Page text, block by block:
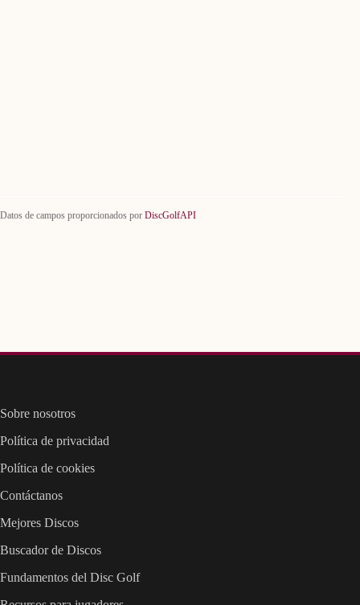
Datos de campos proporcionados por DiscGolfAPI
Sobre nosotros
Política de privacidad
Política de cookies
Contáctanos
Mejores Discos
Buscador de Discos
Fundamentos del Disc Golf